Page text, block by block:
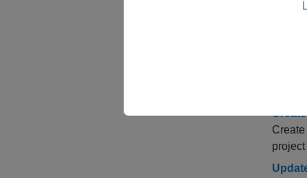
project